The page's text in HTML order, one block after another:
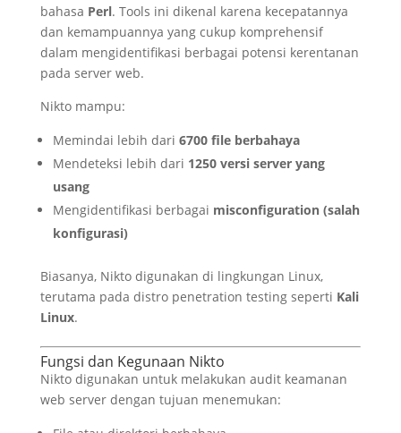
bahasa Perl. Tools ini dikenal karena kecepatannya
dan kemampuannya yang cukup komprehensif
dalam mengidentifikasi berbagai potensi kerentanan
pada server web.
Nikto mampu:
Memindai lebih dari 6700 file berbahaya
Mendeteksi lebih dari 1250 versi server yang
usang
Mengidentifikasi berbagai misconfiguration (salah
konfigurasi)
Biasanya, Nikto digunakan di lingkungan Linux,
terutama pada distro penetration testing seperti Kali
Linux.
Fungsi dan Kegunaan Nikto
Nikto digunakan untuk melakukan audit keamanan
web server dengan tujuan menemukan: